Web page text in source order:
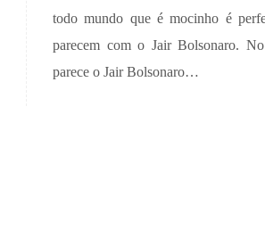
todo mundo que é mocinho é
parecem com o Jair Bolsonaro.
parece o Jair Bolsonaro…